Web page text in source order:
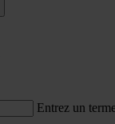
Entrez un